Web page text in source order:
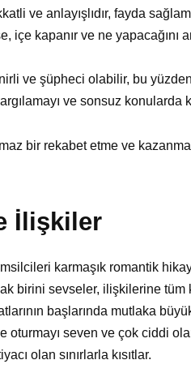
ve anlayışlıdır, fayda
içe kapanır ve ne yapacağını
ve şüpheci olabilir, bu yüzden
ve sonsuz konularda
bir rekabet etme ve
İlişkiler
karmaşık romantik
birini sevseler, ilişkilerine
başlarında mutlaka
oturmayı seven ve çok ciddi
olan sınırlarla kısıtlar.